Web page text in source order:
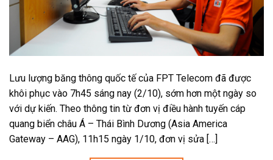
Lưu lượng băng thông quốc tế của FPT Telecom đã được
khôi phục vào 7h45 sáng nay (2/10), sớm hơn một ngày so
với dự kiến. Theo thông tin từ đơn vị điều hành tuyến cáp
quang biển châu Á – Thái Bình Dương (Asia America
Gateway – AAG), 11h15 ngày 1/10, đơn vị sửa […]